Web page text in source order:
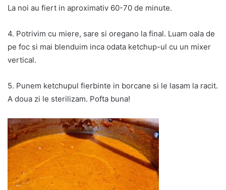
La noi au fiert in aproximativ 60-70 de minute.
4. Potrivim cu miere, sare si oregano la final. Luam oala de
pe foc si mai blenduim inca odata ketchup-ul cu un mixer
vertical.
5. Punem ketchupul fierbinte in borcane si le lasam la racit.
A doua zi le sterilizam. Pofta buna!